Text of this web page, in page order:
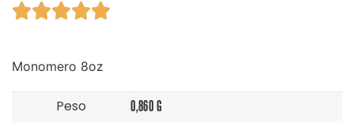

Monomero 8oz
Peso 0,860 G